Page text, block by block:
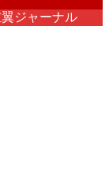
ジャーナル